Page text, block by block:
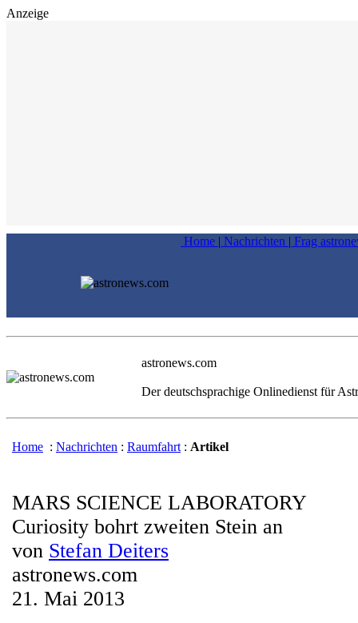
Anzeige
Home | Nachrichten | Frag
astronews.com
Der deutschsprachige Onlinedienst für
Home : Nachrichten : Raumfahrt : Artikel
MARS SCIENCE LABORATORY
Curiosity bohrt zweiten Stein an
von Stefan Deiters
astronews.com
21. Mai 2013